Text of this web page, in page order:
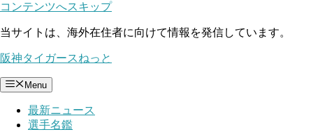
コンテンツへスキップ
当サイトは、海外在住者に向けて情報を発信しています。
阪神タイガースねっと
Menu
最新ニュース
選手名鑑